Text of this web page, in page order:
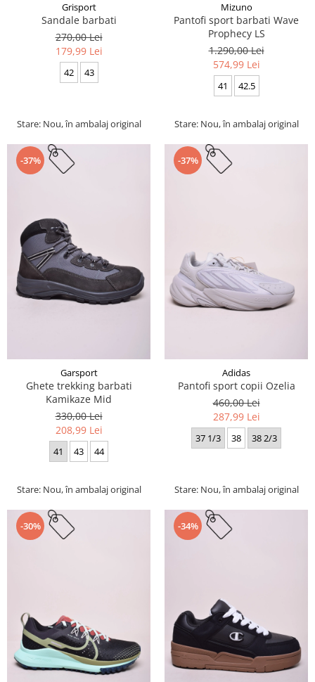
Grisport
Sandale barbati
270,00 Lei
179,99 Lei
42 43
Stare: Nou, în ambalaj original
Mizuno
Pantofi sport barbati Wave
Prophecy LS
1.290,00 Lei
574,99 Lei
41 42.5
Stare: Nou, în ambalaj original
-37%
Garsport
Ghete trekking barbati
Kamikaze Mid
330,00 Lei
208,99 Lei
41 43 44
Stare: Nou, în ambalaj original
-37%
Adidas
Pantofi sport copii Ozelia
460,00 Lei
287,99 Lei
37 1/3 38 38 2/3
Stare: Nou, în ambalaj original
-30% -34%